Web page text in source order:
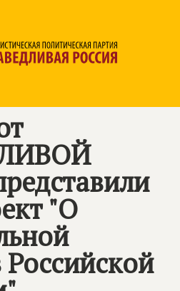
"О